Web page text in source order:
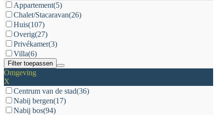
Appartement(5)
Chalet/Stacaravan(26)
Huis(107)
Overig(27)
Privékamer(3)
Villa(6)
Filter toepassen
Omgeving
X
Centrum van de stad(36)
Nabij bergen(17)
Nabij bos(94)